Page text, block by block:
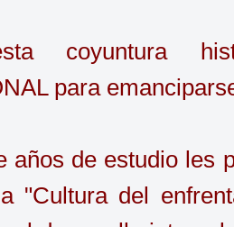
coyuntura
para
años de estudio les
"Cultura del